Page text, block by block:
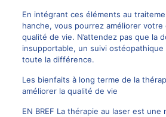
En intégrant ces éléments au
hanche, vous pourrez améliorer
qualité de vie. N’attendez pas que la
insupportable, un suivi
toute la différence.
Les bienfaits à long terme de la
améliorer la qualité de vie
EN BREF La thérapie au laser est une